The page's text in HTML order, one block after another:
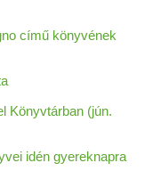
című könyvének
Könyvtárban (jún.
idén gyereknapra